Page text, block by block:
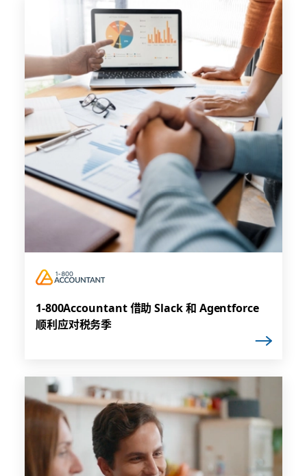
1-800Accountant 借助 Slack 和 Agentforce
顺利应对税务季